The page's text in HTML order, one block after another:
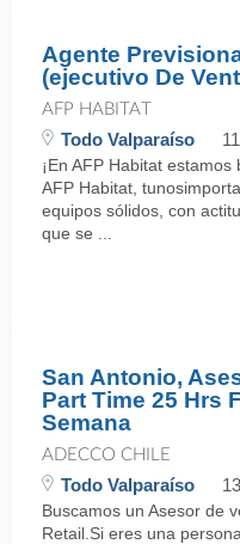
Agente
(ejecutivo De
AFP HABITAT
Todo Valparaíso
¡En AFP Habitat
AFP Habitat,
equipos sólidos, con
que se ...
San Antonio,
Part Time 25 Hrs
Semana
ADECCO CHILE
Todo Valparaíso
Buscamos un Asesor de
Retail.Si eres una